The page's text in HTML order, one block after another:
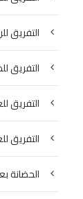
التفريق
التفريق
التفريق
التفريق
الحضانة